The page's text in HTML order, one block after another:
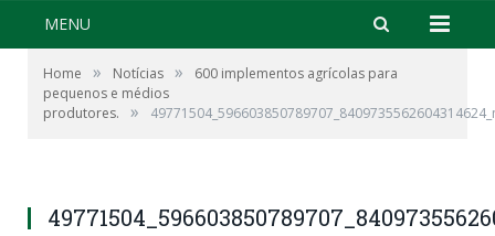
MENU
Home » Notícias »
600 implementos agrícolas para
pequenos e médios
produtores.
»